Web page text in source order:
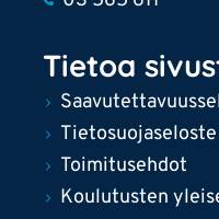
Tietoa
Tietosuojaseloste
Toimitusehdot
Koulutusten